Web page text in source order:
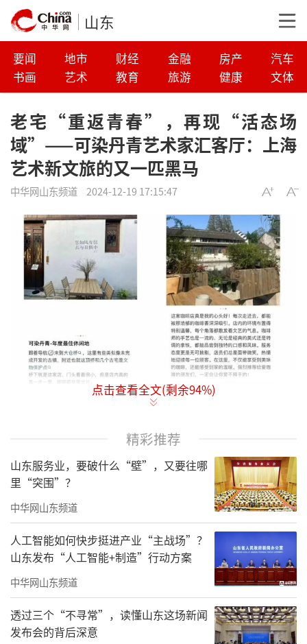
山东
要闻 地市 财经 金融 房产
汽车
书画
艺术 教育 旅游 健康 文体
老宅“重返青春”，再现“活态场
域”——可染丹青艺术家汇客厅：上海
艺术新文旅的又一匹黑马
中华网山东频道 2024-12-19 17:15:47
来自顾客在平台上的点评
点击查看全文(剩余94%)
精彩推荐
山东服务业，要破什么“壁”，又要往哪
里“突围”？
中华网山东频道
人工智能如何快步挺进产业“主战场”？
山东发布“人工智能+制造”行动方案
中华网山东频道
透过三个“不寻常”，读懂山东这场新闻
发布会的背后深意